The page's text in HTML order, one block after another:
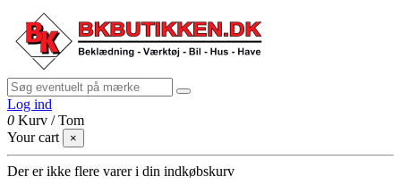
Log ind
0 Kurv /Tom
Your cart
×
Der er ikke flere varer i din indkøbskurv